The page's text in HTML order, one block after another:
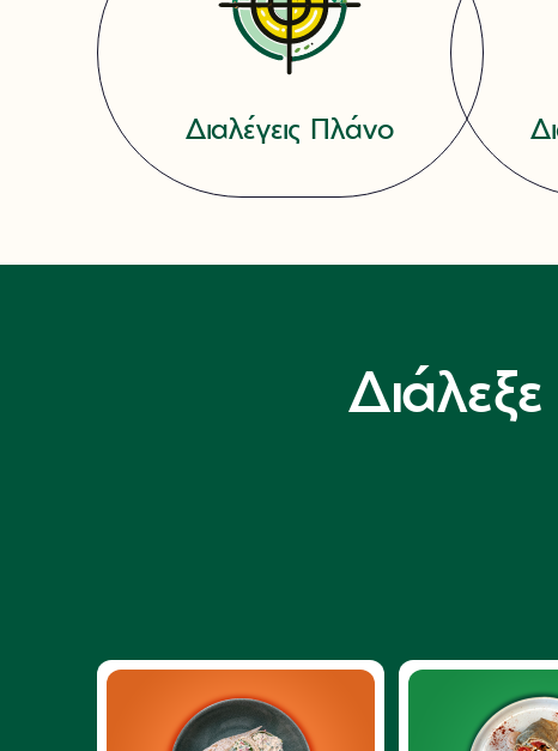
Διαλέγεις Πλάνο